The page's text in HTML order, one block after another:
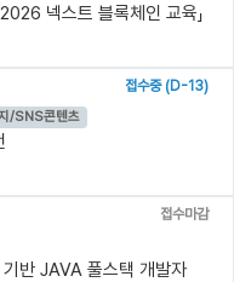
2026 넥스트 블록체인 교육」
접수중 (D-13)
/SNS콘텐츠
접수마감
반 JAVA 풀스택 개발자